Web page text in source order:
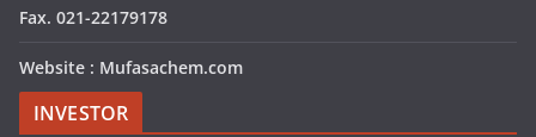
Fax. 021-22179178
Website : Mufasachem.com
INVESTOR